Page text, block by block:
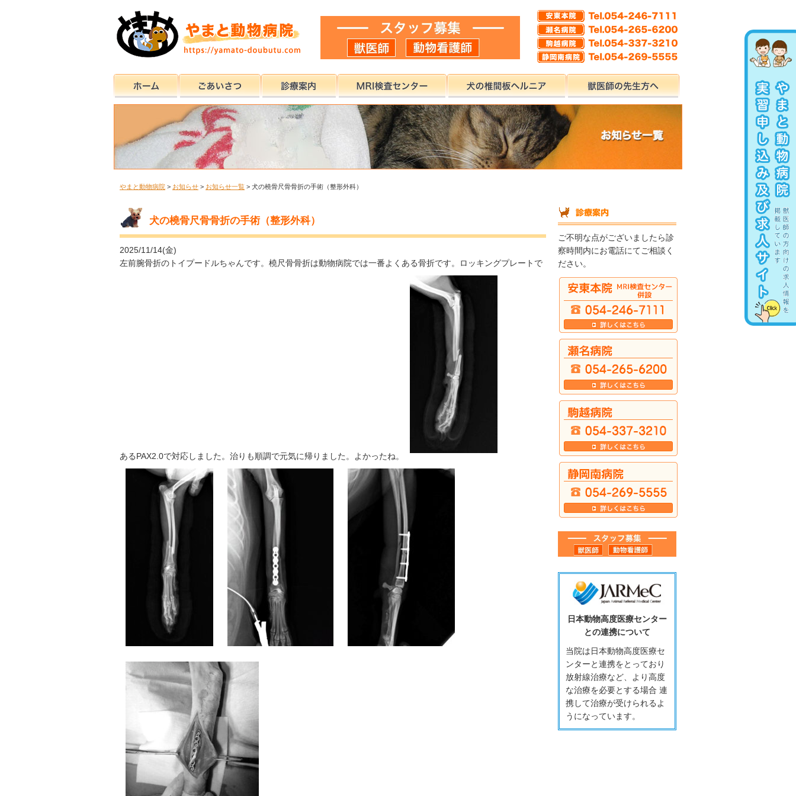
やまと動物病院 > お知らせ > お知らせ一覧 > 犬の橈骨尺骨骨折の手術（整形外科）
犬の橈骨尺骨骨折の手術（整形外科）
2025/11/14(金)
左前腕骨折のトイプードルちゃんです。橈尺骨骨折は動物病院では一番よくある骨折です。ロッキングプレートで
あるPAX2.0で対応しました。治りも順調で元気に帰りました。よかったね。
ご不明な点がございましたら診
察時間内にお電話にてご相談く
ださい。
日本動物高度医療センター
との連携について
当院は日本動物高度医療セ
ンターと連携をとっており
放射線治療など、より高度
な治療を必要とする場合 連
携して治療が受けられるよ
うになっています。